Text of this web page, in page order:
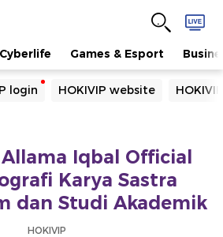
Cyberlife Games & Esport
login HOKIVIP website
dicari
Allama Iqbal Official
Karya Sastra
dan Studi Akademik
HOKIVIP